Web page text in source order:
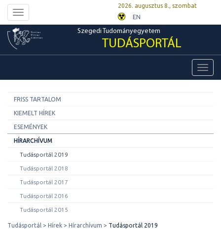
Toggle
navigation
2026. augusztus 8., szombat
EN
Szegedi Tudományegyetem
TUDÁSPORTÁL
FRISS TARTALOM
KIEMELT HÍREK
ESEMÉNYEK
HÍRARCHÍVUM
Tudásportál 2019
Tudásportál 2018
Tudásportál 2017
Tudásportál 2016
Tudásportál 2015
Tudásportál Hírek Hírarchívum Tudásportál 2019